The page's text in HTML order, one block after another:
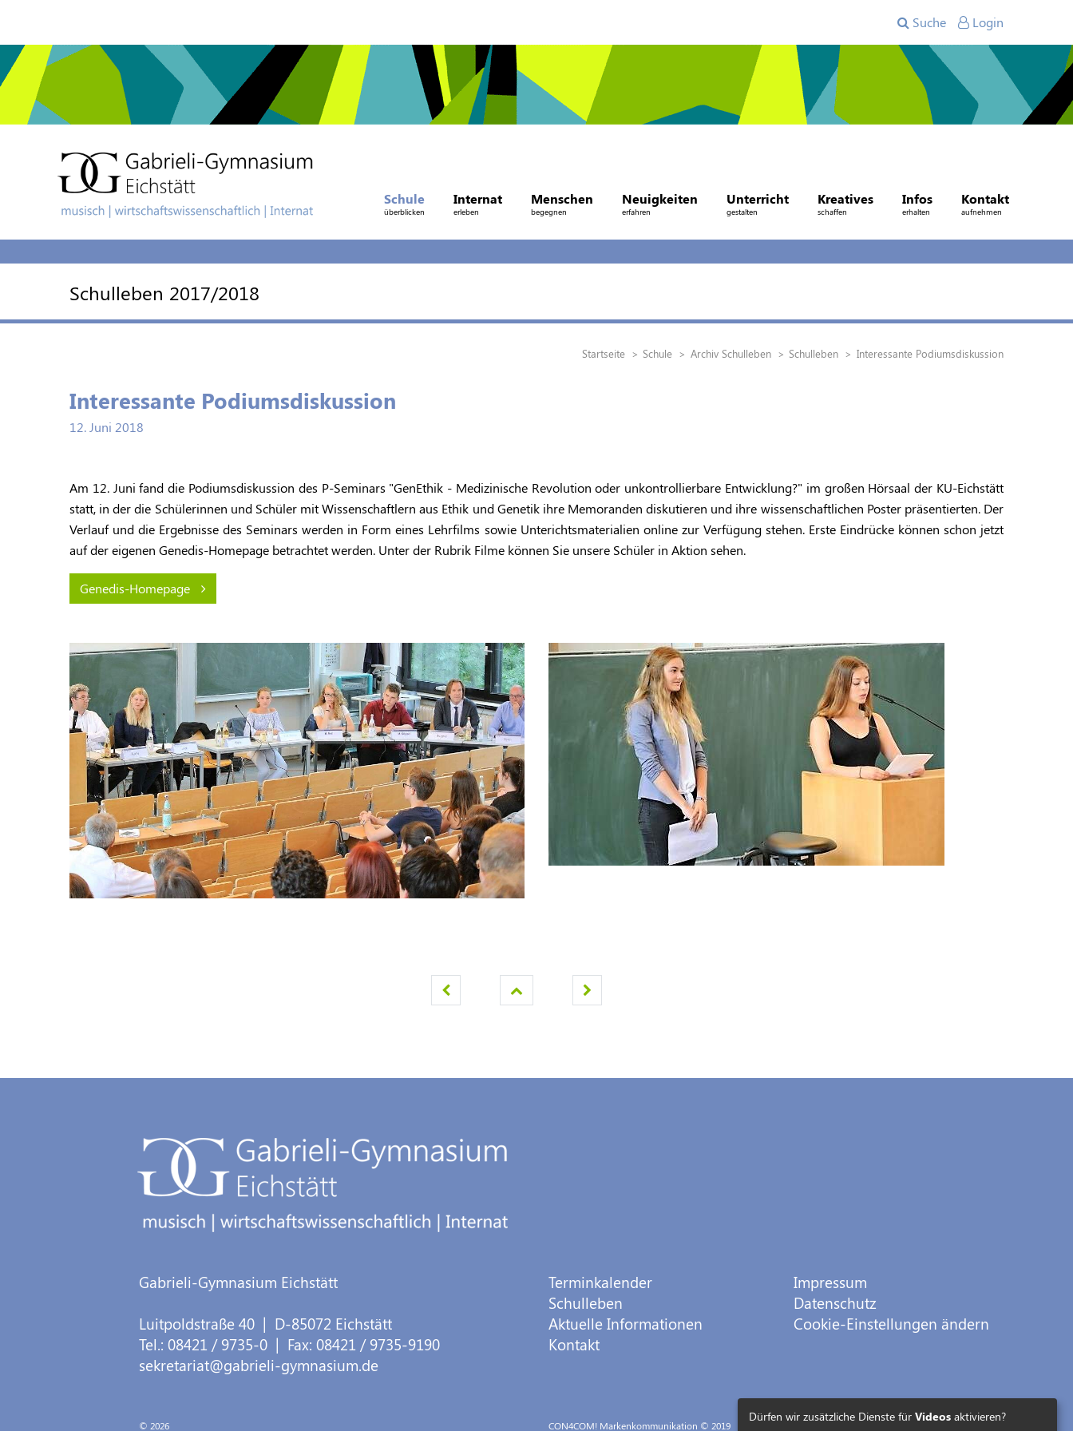
Suche Login
Schule
überblicken
Internat
erleben
Menschen
begegnen
Neuigkeiten
erfahren
Unterricht
gestalten
Kreatives
schaffen
Infos
erhalten
Kontakt
aufnehmen
Schulleben 2017/2018
Startseite Schule Archiv Schulleben Schulleben Interessante Podiumsdiskussion
Interessante Podiumsdiskussion
12. Juni 2018
Am 12. Juni fand die Podiumsdiskussion des P-Seminars "GenEthik - Medizinische Revolution oder unkontrollierbare Entwicklung?" im großen Hörsaal der KU-Eichstätt
statt, in der die Schülerinnen und Schüler mit Wissenschaftlern aus Ethik und Genetik ihre Memoranden diskutieren und ihre wissenschaftlichen Poster präsentierten. Der
Verlauf und die Ergebnisse des Seminars werden in Form eines Lehrfilms sowie Unterichtsmaterialien online zur Verfügung stehen. Erste Eindrücke können schon jetzt
auf der eigenen Genedis-Homepage betrachtet werden. Unter der Rubrik Filme können Sie unsere Schüler in Aktion sehen.
Genedis-Homepage
Gabrieli-Gymnasium Eichstätt
Luitpoldstraße 40 | D-85072 Eichstätt
Tel.:08421 / 9735-0 | Fax:08421 / 9735-9190
sekretariat@gabrieli-gymnasium.de
© 2026
Terminkalender
Schulleben
Aktuelle Informationen
Kontakt
CON4COM! Markenkommunikation © 2019
Impressum
Datenschutz
Cookie-Einstellungen ändern
Dürfen wir zusätzliche Dienste für Videos aktivieren?